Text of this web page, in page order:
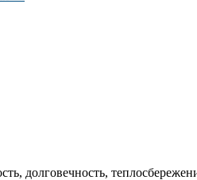
долговечность,